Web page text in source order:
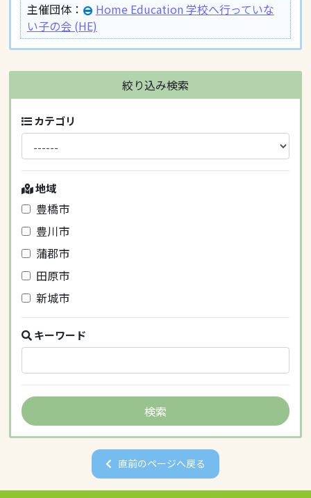
主催団体：
Home Education 学校へ行っていな
い子の会 (HE)
絞り込み検索
カテゴリ
地域
豊橋市
豊川市
蒲郡市
田原市
新城市
キーワード
直前のページへ戻る